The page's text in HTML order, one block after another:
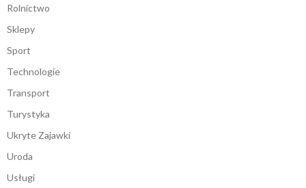
Rolnictwo
Sklepy
Sport
Technologie
Transport
Turystyka
Ukryte Zajawki
Uroda
Usługi